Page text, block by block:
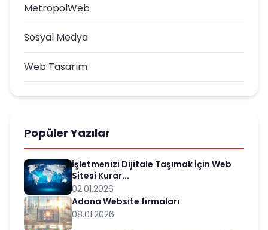
MetropolWeb
Sosyal Medya
Web Tasarım
Popüler Yazılar
İşletmenizi Dijitale Taşımak İçin Web
Sitesi Kurar...
02.01.2026
Adana Website firmaları
08.01.2026